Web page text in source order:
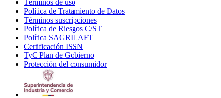
Términos de uso
in
new
window
Política de Tratamiento de Datos
Términos suscripciones
in
Política de Riesgos C/ST
Política SAGRILAFT
new
window
Certificación ISSN
in
new
TyC Plan de Gobierno
in
Protección del consumidorOpens